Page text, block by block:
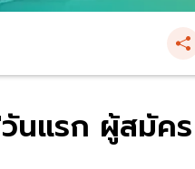
นแรก ผู้สมัคร